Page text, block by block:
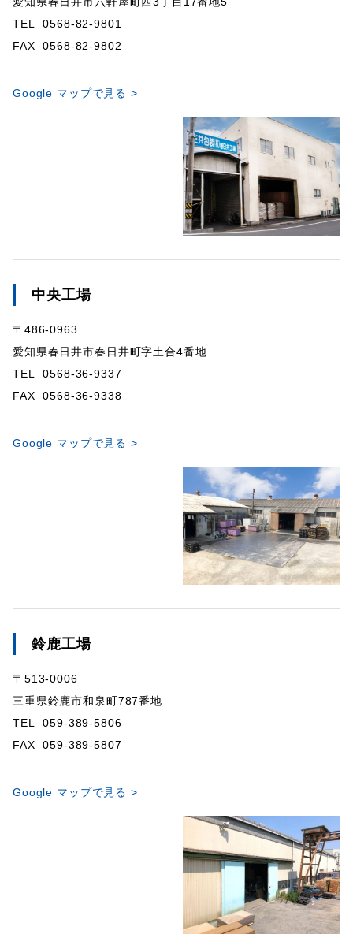
TEL 0568-82-9801
FAX 0568-82-9802
Google マップで見る >
中央工場
〒486-0963
愛知県春日井市春日井町字土合4番地
TEL 0568-36-9337
FAX 0568-36-9338
Google マップで見る >
鈴鹿工場
〒513-0006
三重県鈴鹿市和泉町787番地
TEL 059-389-5806
FAX 059-389-5807
Google マップで見る >